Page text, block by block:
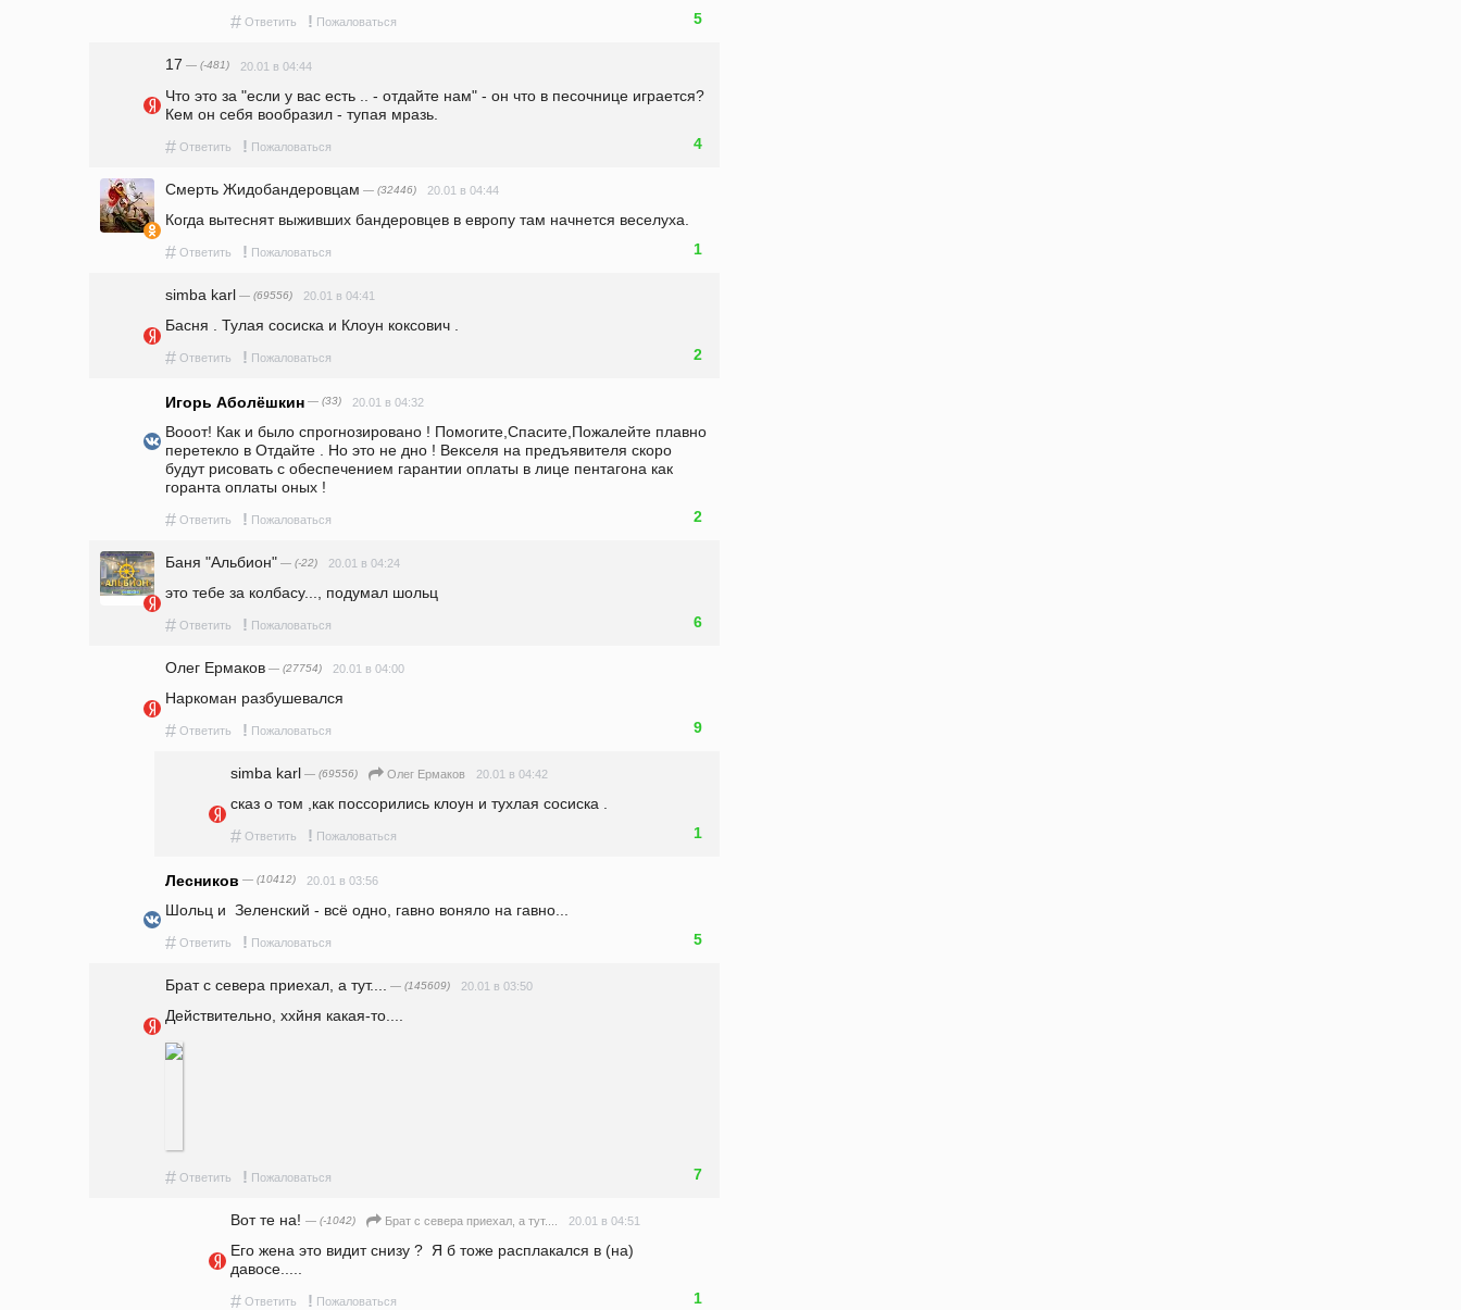
# Ответить ! Пожаловаться 5
17 — (-481) 20.01 в 04:44
Что это за "если у вас есть .. - отдайте нам" - он что в песочнице играется?
Кем он себя вообразил - тупая мразь.
# Ответить ! Пожаловаться 4
Смерть Жидобандеровцам — (32446) 20.01 в 04:44
Когда вытеснят выживших бандеровцев в европу там начнется веселуха.
# Ответить ! Пожаловаться 1
simba karl — (69556) 20.01 в 04:41
Басня . Тулая сосиска и Клоун коксович .
# Ответить ! Пожаловаться 2
Игорь Аболёшкин — (33) 20.01 в 04:32
Вооот! Как и было спрогнозировано ! Помогите,Спасите,Пожалейте плавно
перетекло в Отдайте . Но это не дно ! Векселя на предъявителя скоро
будут рисовать с обеспечением гарантии оплаты в лице пентагона как
горанта оплаты оных !
# Ответить ! Пожаловаться 2
Баня "Альбион" — (-22) 20.01 в 04:24
это тебе за колбасу..., подумал шольц
# Ответить ! Пожаловаться 6
Олег Ермаков — (27754) 20.01 в 04:00
Наркоман разбушевался
# Ответить ! Пожаловаться 9
simba karl — (69556) Олег Ермаков 20.01 в 04:42
сказ о том ,как поссорились клоун и тухлая сосиска .
# Ответить ! Пожаловаться 1
Лесников — (10412) 20.01 в 03:56
Шольц и  Зеленский - всё одно, гавно воняло на гавно...
# Ответить ! Пожаловаться 5
Брат с севера приехал, а тут.... — (145609) 20.01 в 03:50
Действительно, ххйня какая-то....
# Ответить ! Пожаловаться 7
Вот те на! — (-1042) Брат с севера приехал, а тут.... 20.01 в 04:51
Его жена это видит снизу ?  Я б тоже расплакался в (на)
давосе.....
# Ответить ! Пожаловаться 1